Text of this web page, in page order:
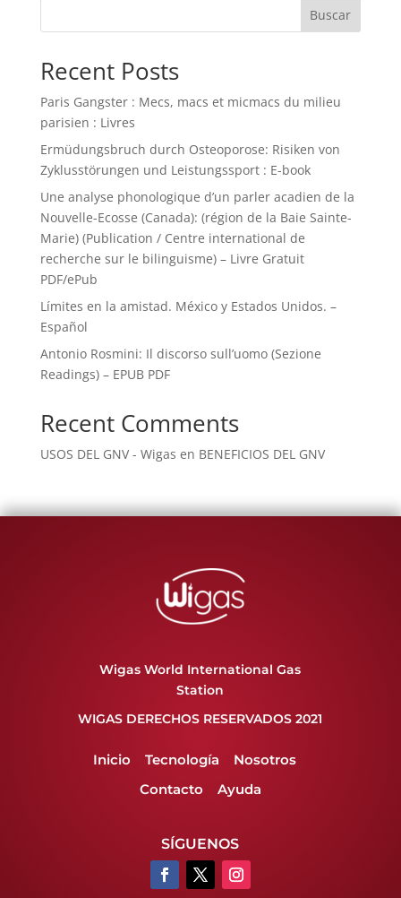
Buscar
Recent Posts
Paris Gangster : Mecs, macs et micmacs du milieu
parisien : Livres
Ermüdungsbruch durch Osteoporose: Risiken von
Zyklusstörungen und Leistungssport : E-book
Une analyse phonologique d’un parler acadien de la
Nouvelle-Ecosse (Canada): (région de la Baie Sainte-
Marie) (Publication / Centre international de
recherche sur le bilinguisme) – Livre Gratuit
PDF/ePub
Límites en la amistad. México y Estados Unidos. –
Español
Antonio Rosmini: Il discorso sull’uomo (Sezione
Readings) – EPUB PDF
Recent Comments
USOS DEL GNV - Wigas en BENEFICIOS DEL GNV
Wigas World International Gas
Station
WIGAS DERECHOS RESERVADOS 2021
Inicio Tecnología
Nosotros
Contacto
Ayuda
SÍGUENOS